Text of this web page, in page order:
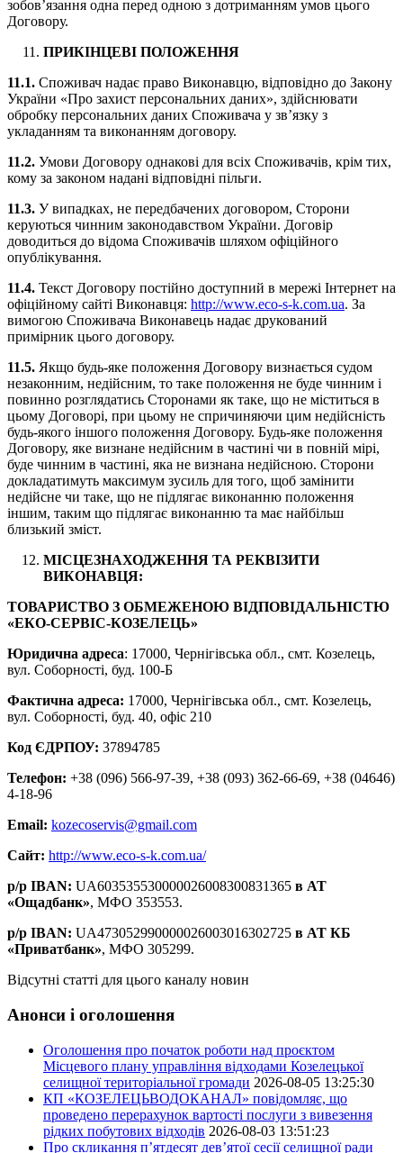
зобов’язання одна перед одною з дотриманням умов цього
Договору.
ПРИКІНЦЕВІ ПОЛОЖЕННЯ
11.1. Споживач надає право Виконавцю, відповідно до Закону
України «Про захист персональних даних», здійснювати
обробку персональних даних Споживача у зв’язку з
укладанням та виконанням договору.
11.2. Умови Договору однакові для всіх Споживачів, крім тих,
кому за законом надані відповідні пільги.
11.3. У випадках, не передбачених договором, Сторони
керуються чинним законодавством України. Договір
доводиться до відома Споживачів шляхом офіційного
опублікування.
11.4. Текст Договору постійно доступний в мережі Інтернет на
офіційному сайті Виконавця: http://www.eco-s-k.com.ua. За
вимогою Споживача Виконавець надає друкований
примірник цього договору.
11.5. Якщо будь-яке положення Договору визнається судом
незаконним, недійсним, то таке положення не буде чинним і
повинно розглядатись Сторонами як таке, що не міститься в
цьому Договорі, при цьому не спричиняючи цим недійсність
будь-якого іншого положення Договору. Будь-яке положення
Договору, яке визнане недійсним в частині чи в повній мірі,
буде чинним в частині, яка не визнана недійсною. Сторони
докладатимуть максимум зусиль для того, щоб замінити
недійсне чи таке, що не підлягає виконанню положення
іншим, таким що підлягає виконанню та має найбільш
близький зміст.
МІСЦЕЗНАХОДЖЕННЯ ТА РЕКВІЗИТИ
ВИКОНАВЦЯ:
ТОВАРИСТВО З ОБМЕЖЕНОЮ ВІДПОВІДАЛЬНІСТЮ
«ЕКО-СЕРВІС-КОЗЕЛЕЦЬ»
Юридична адреса: 17000, Чернігівська обл., смт. Козелець,
вул. Соборності, буд. 100-Б
Фактична адреса: 17000, Чернігівська обл., смт. Козелець,
вул. Соборності, буд. 40, офіс 210
Код ЄДРПОУ: 37894785
Телефон: +38 (096) 566-97-39, +38 (093) 362-66-69, +38 (04646)
4-18-96
Еmail: kozecoservis@gmail.com
Сайт: http://www.eco-s-k.com.ua/
р/р IBAN: UA603535530000026008300831365 в АТ
«Ощадбанк», МФО 353553.
р/р IBAN: UA473052990000026003016302725 в АТ КБ
«Приватбанк», МФО 305299.
Відсутні статті для цього каналу новин
Анонси і оголошення
Оголошення про початок роботи над проєктом
Місцевого плану управління відходами Козелецької
селищної територіальної громади 2026-08-05 13:25:30
КП «КОЗЕЛЕЦЬВОДОКАНАЛ» повідомляє, що
проведено перерахунок вартості послуги з вивезення
рідких побутових відходів 2026-08-03 13:51:23
Про скликання п’ятдесят дев’ятої сесії селищної ради